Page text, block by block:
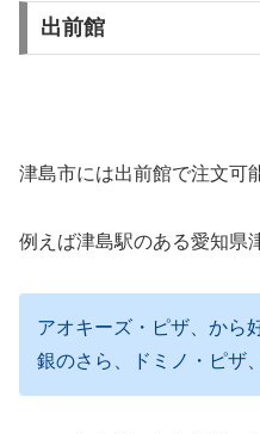
出前館
津島市には出前館で注文可
例えば津島駅のある愛知県
アオキーズ・ピザ、から
銀のさら、ドミノ・ピザ